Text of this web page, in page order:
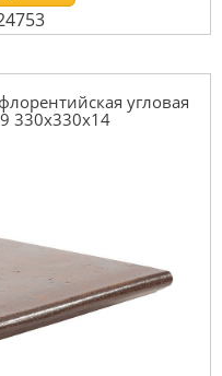
угловая
330x330x14